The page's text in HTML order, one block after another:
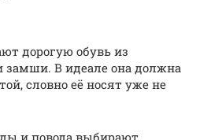
дорогую обувь из
замши. В идеале она должна
словно её носят уже не
и повода выбирают